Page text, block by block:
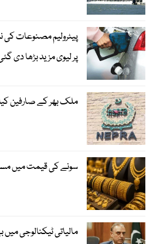
پیٹرولیم مصنوعات کی
پر لیوی مزید بڑھا دی
ملک بھر کے صارفین
سونے کی قیمت میں
مالیاتی ٹیکنالوجی میں